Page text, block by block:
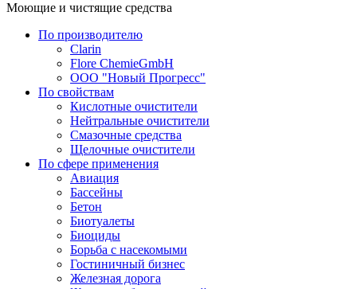
Моющие и чистящие средства
По производителю
Clarin
Flore ChemieGmbH
ООО "Новый Прогресс"
По свойствам
Кислотные очистители
Нейтральные очистители
Смазочные средства
Щелочные очистители
По сфере применения
Авиация
Бассейны
Бетон
Биотуалеты
Биоциды
Борьба с насекомыми
Гостиничный бизнес
Железная дорога